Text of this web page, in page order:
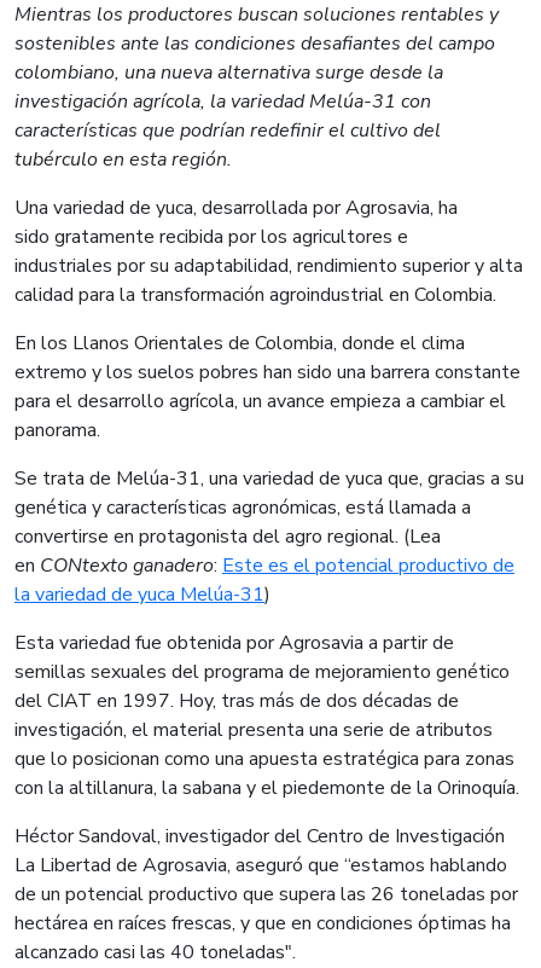
Mientras los productores buscan soluciones rentables y
sostenibles ante las condiciones desafiantes del campo
colombiano, una nueva alternativa surge desde la
investigación agrícola, la variedad Melúa-31 con
características que podrían redefinir el cultivo del
tubérculo en esta región.
​Una variedad de yuca, desarrollada por Agrosavia, ha
sido gratamente recibida por los agricultores e
industriales por su adaptabilidad, rendimiento superior y alta
calidad para la transformación agroindustrial en Colombia.
En los Llanos Orientales de Colombia, donde el clima
extremo y los suelos pobres han sido una barrera constante
para el desarrollo agrícola, un avance empieza a cambiar el
panorama.
Se trata de Melúa-31, una variedad de yuca que, gracias a su
genética y características agronómicas, está llamada a
convertirse en protagonista del agro regional. (Lea
en CONtexto ganadero: Este es el potencial productivo de
la variedad de yuca Melúa-31)
Esta variedad fue obtenida por Agrosavia a partir de
semillas sexuales del programa de mejoramiento genético
del CIAT en 1997. Hoy, tras más de dos décadas de
investigación, el material presenta una serie de atributos
que lo posicionan como una apuesta estratégica para zonas
con la altillanura, la sabana y el piedemonte de la Orinoquía.
Héctor Sandoval, investigador del Centro de Investigación
La Libertad de Agrosavia, aseguró que “estamos hablando
de un potencial productivo que supera las 26 toneladas por
hectárea en raíces frescas, y que en condiciones óptimas ha
alcanzado casi las 40 toneladas".